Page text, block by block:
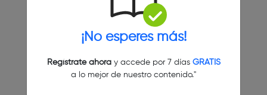
¡No esperes más!
Regístrate ahoray accede por 7 días GRATIS
a lo mejor de nuestro contenido."